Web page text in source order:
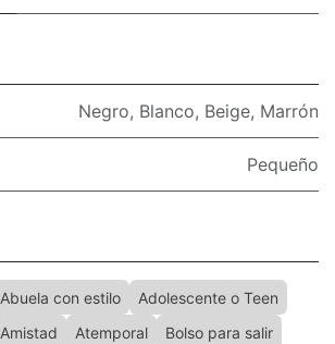
Negro, Blanco, Beige, Marrón
Pequeño
Abuela con estilo
Adolescente o Teen
Amistad
Atemporal
Bolso para salir